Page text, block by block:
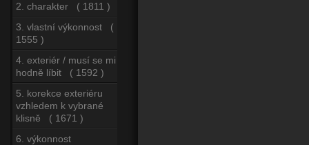
2. charakter ( 1811 )
3. vlastní výkonnost (
1555 )
4. exteriér / musí se mi
hodně líbit ( 1592 )
5. korekce exteriéru
vzhledem k vybrané
klisně ( 1671 )
6. výkonnost